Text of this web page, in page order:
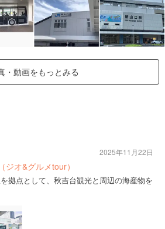
・動画をもっとみる
ジオ&グルメtour）
拠点として、秋吉台観光と周辺の海産物を
2025年11月22日